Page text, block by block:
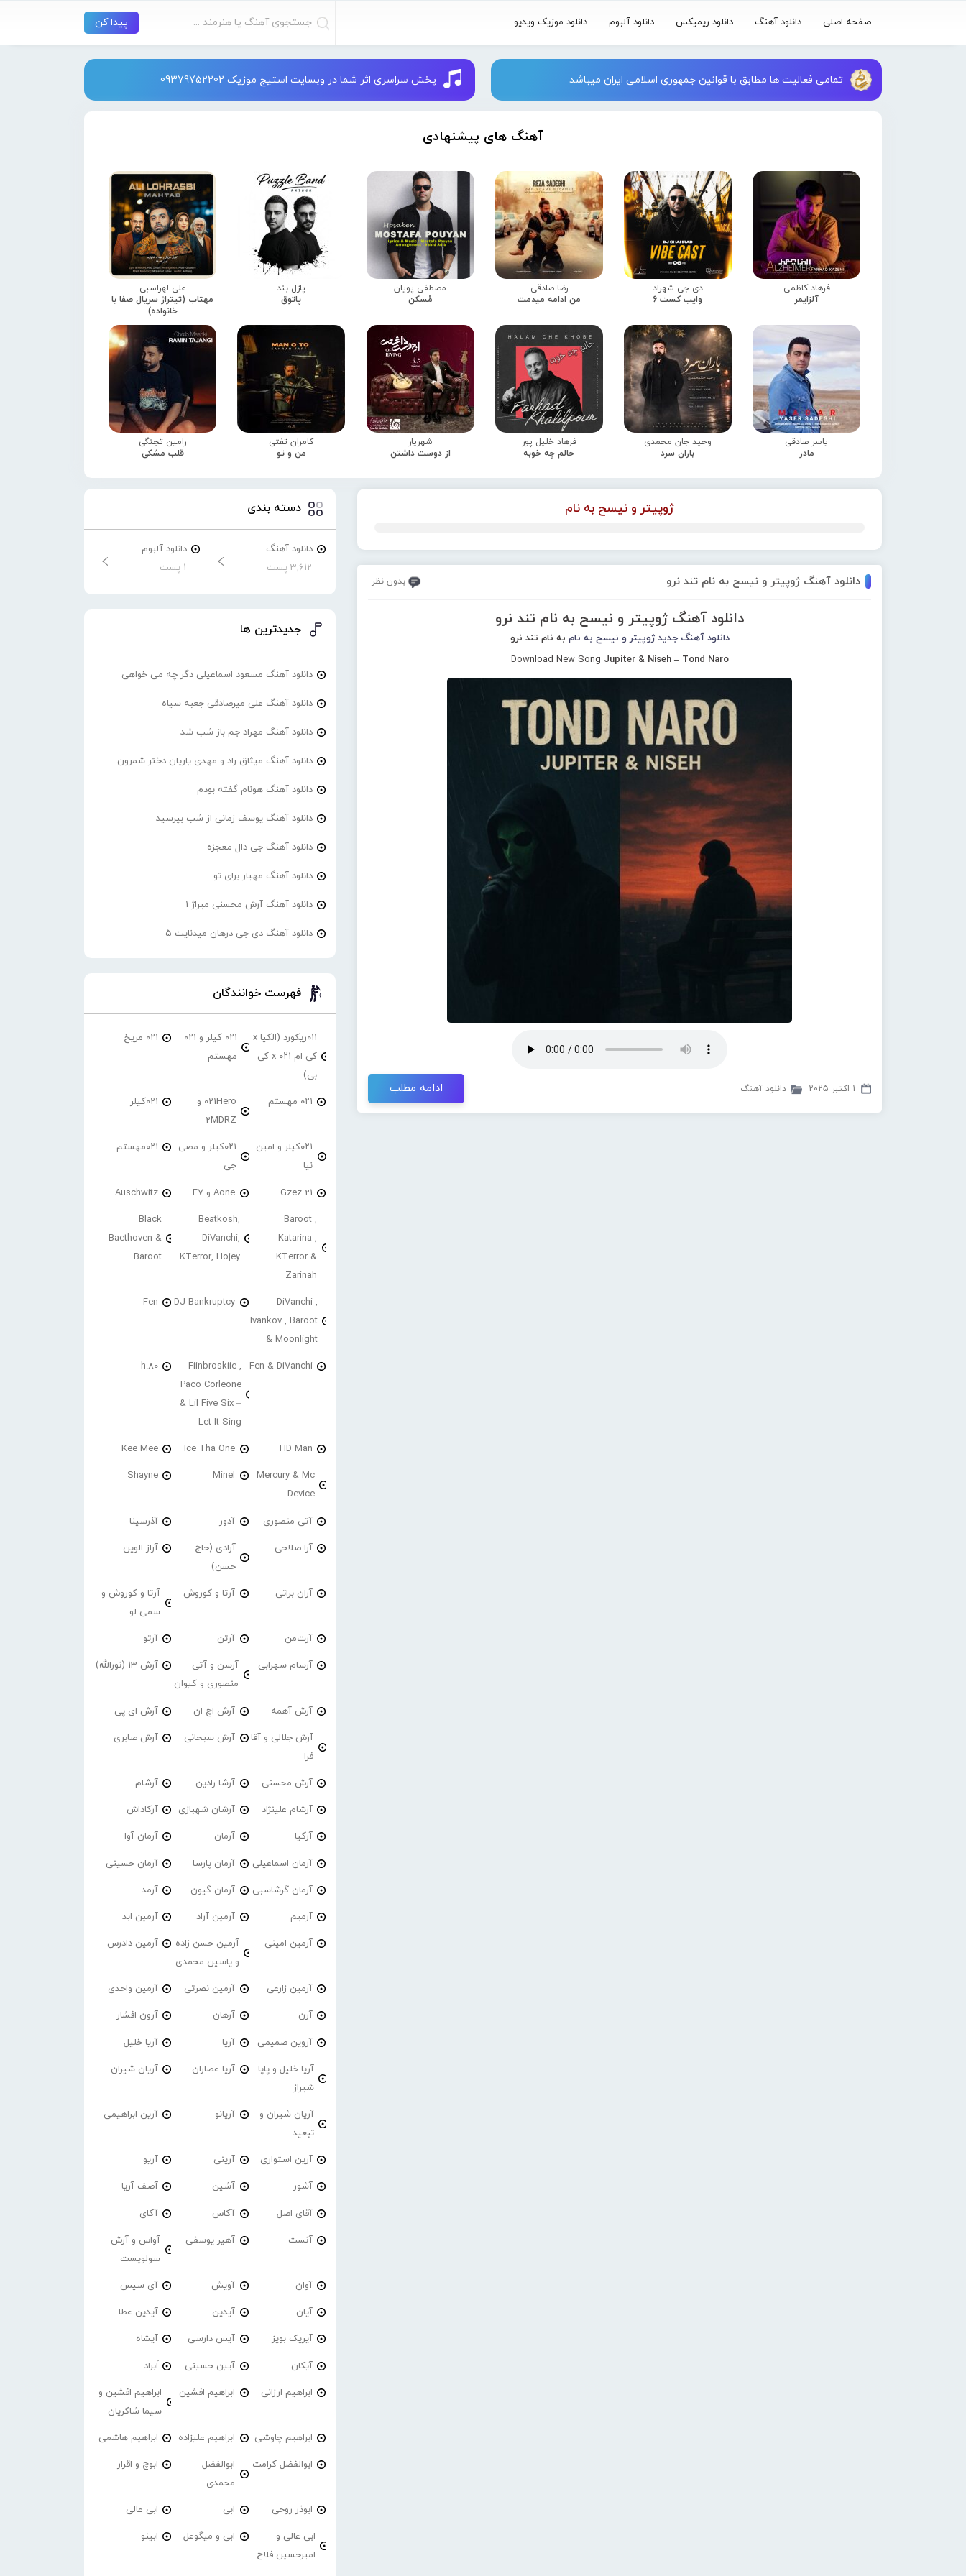
صفحه اصلی دانلود آهنگ دانلود ریمیکس دانلود آلبوم دانلود موزیک ویدیو
تمامی فعالیت ها مطابق با قوانین جمهوری اسلامی ایران میباشد پخش سراسری اثر شما در وبسایت استیج موزیک 09379752202
آهنگ های پیشنهادی
فرهاد کاظمی
آلزایمر
دی جی شهراد
وایب کست 6
رضا صادقی
من ادامه میدمت
مصطفی پویان
مُسکن
پازل بند
پاتوق
علی لهراسبی
مهتاب (تیتراژ سریال صفا با
خانواده)
یاسر صادقی
مادر
وحید جان محمدی
باران سرد
فرهاد خلیل پور
حالم چه خوبه
شهریار
از دوست داشتن
کامران تفتی
من و تو
رامین تجنگی
قلب مشکی
ژوپیتر و نیسح به نام
دانلود آهنگ ژوپیتر و نیسح به نام تند نرو بدون نظر
دانلود آهنگ ژوپیتر و نیسح به نام تند نرو
دانلود آهنگ جدید ژوپیتر و نیسح به نام به نام تند نرو
Download New Song Jupiter & Niseh – Tond Naro
1 اکتبر 2025 دانلود آهنگ ادامه مطلب
دسته بندی
دانلود آهنگ
3,612 پست
دانلود آلبوم
1 پست
جدیدترین ها
دانلود آهنگ مسعود اسماعیلی دگر چه می خواهی
دانلود آهنگ علی میرصادقی جعبه سیاه
دانلود آهنگ مهراد جم باز شب شد
دانلود آهنگ میثاق راد و مهدی یاریان دختر شمرون
دانلود آهنگ هونام گفته بودم
دانلود آهنگ یوسف زمانی از شب بپرسید
دانلود آهنگ جی دال معجزه
دانلود آهنگ مهیار برای تو
دانلود آهنگ آرش محسنی میراژ 1
دانلود آهنگ دی جی درهان میدنایت 5
فهرست خوانندگان
۰۱۱ریکورد (الکیا x
کی ام ۰۲۱ x کی
بی)
۰۲۱ کیلر و ۰۲۱
مهستم
۰۲۱ مریخ
۰۲۱ مهستم
021Hero و
2MDRZ
021کیلر
۰۲۱کیلر و امین
نیا
۰۲۱کیلر و مصی
جی
۰۲۱مهستم
21 Gzez Aone و E7 Auschwitz
Baroot ,
Katarina ,
KTerror &
Zarinah
Beatkosh,
DiVanchi,
KTerror, Hojey
Black
Baethoven &
Baroot
DiVanchi ,
Ivankov , Baroot
& Moonlight
DJ Bankruptcy
Fen
Fen & DiVanchi
Fiinbroskiie ,
Paco Corleone
& Lil Five Six –
Let It Sing
h.80
HD Man
Ice Tha One
Kee Mee
Mercury & Mc
Device
Minel
Shayne
آتی منصوری آدور آذرسینا
آرا صلاحی
آرادی (حاج
حسن)
آراز الوین
آران براتی آرتا و کوروش
آرتا و کوروش و
سمی لو
آرت‌من آرتن آرتو
آرسام سهرابی
آرسن و آتی
منصوری و کیوان
آرش 13 (نورالله)
آرش آهمه آرش اچ ان آرش ای پی
آرش جلالی و آقا
فرا
آرش سبحانی آرش صابری
آرش محسنی آرشا رادین آرشام
آرشام علینژاد آرشان شهبازی آرکاداش
آرکیا آرمان آرمان آوا
آرمان اسماعیلی آرمان پارسا آرمان حسینی
آرمان گرشاسبی آرمان گیون آرمد
آرمیم آرمین آراد آرمین ابد
آرمین امینی
آرمین حسن زاده
و یاسین محمدی
آرمین دادرس
آرمین زارعی آرمین نصرتی آرمین واحدی
آرن آرهان آرون افشار
آروین صمیمی آریا آریا خلیل
آریا خلیل و پاپا
شیراز
آریا عصاران آریان شیران
آریان شیران و
تبعید
آریانو آرین ابراهیمی
آرین استواری آرینی آریو
آشور آشین آصف آریا
آقای اصل آکاس آکای
آنست آهیر یوسفی
آواس و آرش
سولویست
آوان آویش آی سیس
آیان آیدین آیدین عطا
آیریک بویز آیس دارسی آیشاه
آیکان آیین حسینی اَبراد
ابراهیم ارزانی ابراهیم افشین
ابراهیم افشین و
سیما شاکریان
ابراهیم چاوشی ابراهیم علیزاده ابراهیم هاشمی
ابوالفضل کرامت
ابوالفضل
محمدی
ابوچ و اقرار
ابوذر روحی ابی ابی عالی
ابی عالی و
امیرحسین فلاح
ابی و میگوعل ابینو